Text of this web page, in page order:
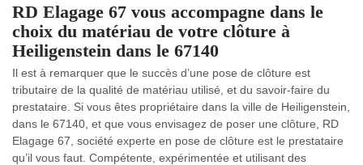
RD Elagage 67 vous accompagne dans le
choix du matériau de votre clôture à
Heiligenstein dans le 67140
Il est à remarquer que le succès d’une pose de clôture est
tributaire de la qualité de matériau utilisé, et du savoir-faire du
prestataire. Si vous êtes propriétaire dans la ville de Heiligenstein,
dans le 67140, et que vous envisagez de poser une clôture, RD
Elagage 67, société experte en pose de clôture est le prestataire
qu’il vous faut. Compétente, expérimentée et utilisant des